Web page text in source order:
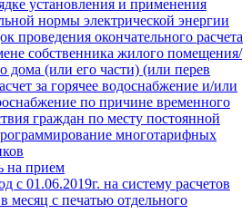
установления и применения
нормы электрической энергии
проведения окончательного расчета
собственника жилого помещения/
дома (или его части) (или перев
за горячее водоснабжение и/или
по причине временного
граждан по месту постоянной
многотарифных
на прием
с 01.06.2019г. на систему расчетов
месяц с печатью отдельного